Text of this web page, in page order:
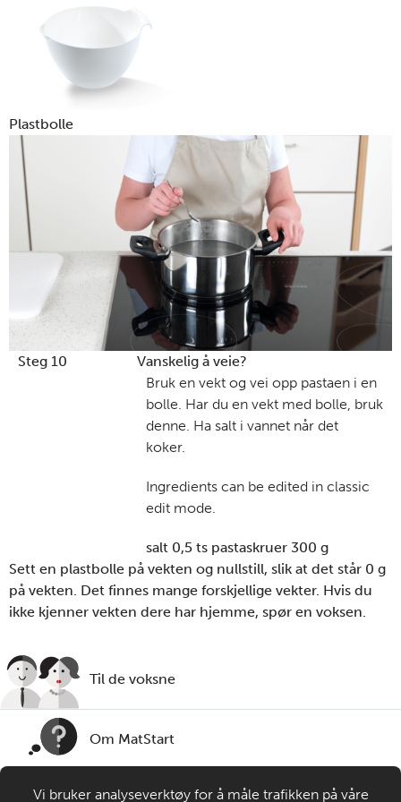
Plastbolle
Steg 10
Bruk en vekt og vei opp pastaen i en
bolle. Har du en vekt med bolle, bruk
denne. Ha salt i vannet når det
koker.
Ingredients can be edited in classic
edit mode.
salt 0,5 ts pastaskruer 300 g
Vanskelig å veie?
Sett en plastbolle på vekten og nullstill, slik at det står 0 g
på vekten. Det finnes mange forskjellige vekter. Hvis du
ikke kjenner vekten dere har hjemme, spør en voksen.
Til de voksne
Om MatStart
Kontakt oss
Vi bruker analyseverktøy for å måle trafikken på våre